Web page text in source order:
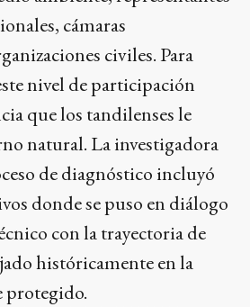
cámaras
civiles. Para
nivel de participación
que los tandilenses le
natural. La investigadora
de diagnóstico incluyó
donde se puso en diálogo
con la trayectoria de
históricamente en la
protegido.